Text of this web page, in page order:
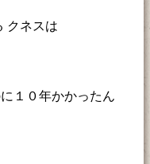
クネスは
１０年かかったん